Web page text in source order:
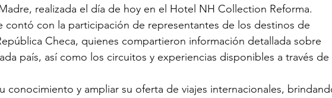
realizada el día de hoy en el Hotel NH Collection Reforma.
contó con la participación de representantes de los destinos de
Checa, quienes compartieron información detallada sobre
país, así como los circuitos y experiencias disponibles a través de
conocimiento y ampliar su oferta de viajes internacionales,